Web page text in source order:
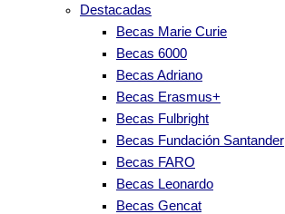
Destacadas
Becas Marie Curie
Becas 6000
Becas Adriano
Becas Erasmus+
Becas Fulbright
Becas Fundación Santander
Becas FARO
Becas Leonardo
Becas Gencat